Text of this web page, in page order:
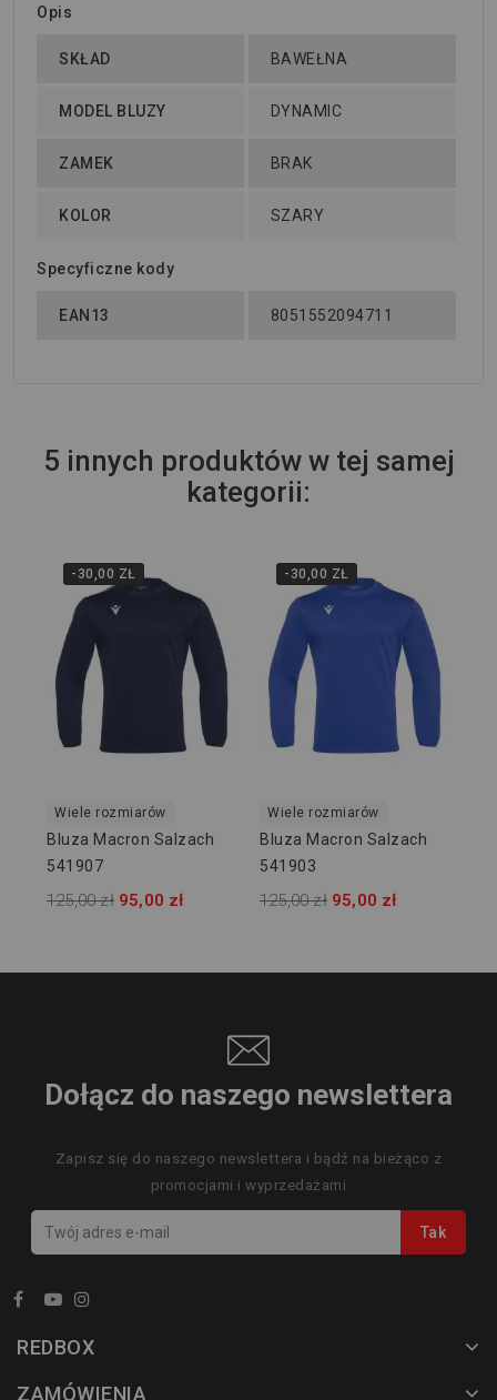
Opis
SKŁAD BAWEŁNA
MODEL BLUZY DYNAMIC
ZAMEK BRAK
KOLOR SZARY
Specyficzne kody
EAN13 8051552094711
5 innych produktów w tej samej
kategorii:
-30,00 ZŁ
Wiele rozmiarów
Bluza Macron Salzach
541907
125,00 zł 95,00 zł
-30,00 ZŁ
Wiele rozmiarów
Bluza Macron Salzach
541903
125,00 zł 95,00 zł
Dołącz do naszego newslettera
Zapisz się do naszego newslettera i bądź na bieżąco z
promocjami i wyprzedażami
REDBOX
ZAMÓWIENIA